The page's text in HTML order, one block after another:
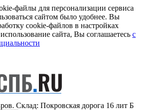
файлы для персонализации сервиса
сайтом было удобнее. Вы
cookie-файлов в настройках
сайта, Вы соглашаетесь c
Склад: Покровская дорога 16 лит Б